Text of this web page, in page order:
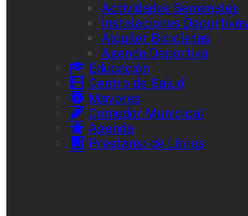
Actividades Semanales
Instalaciones Deportivas
Alquiler Bicicletas
Agenda Deportiva
Educación
Centro de Salud
Mayores
Comedor Municipal
Agenda
Préstamo de Libros